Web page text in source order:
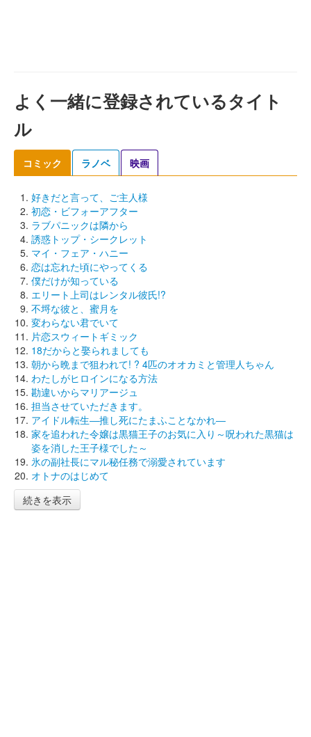
よく一緒に登録されているタイト
ル
コミック ラノベ 映画
好きだと言って、ご主人様
初恋・ビフォーアフター
ラブパニックは隣から
誘惑トップ・シークレット
マイ・フェア・ハニー
恋は忘れた頃にやってくる
僕だけが知っている
エリート上司はレンタル彼氏!?
不埒な彼と、蜜月を
変わらない君でいて
片恋スウィートギミック
18だからと娶られましても
朝から晩まで狙われて! ? 4匹のオオカミと管理人ちゃん
わたしがヒロインになる方法
勘違いからマリアージュ
担当させていただきます。
アイドル転生―推し死にたまふことなかれ―
家を追われた令嬢は黒猫王子のお気に入り～呪われた黒猫は
姿を消した王子様でした～
氷の副社長にマル秘任務で溺愛されています
オトナのはじめて
続きを表示